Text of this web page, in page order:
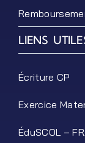
LIENS
Écriture CP
Exercice
ÉduSCOL –